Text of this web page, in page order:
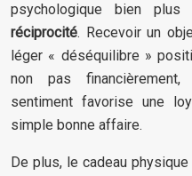
psychologique bien
réciprocité. Recevoir un
léger « déséquilibre »
non pas financièrement,
sentiment favorise une
simple bonne affaire.
De plus, le cadeau physique